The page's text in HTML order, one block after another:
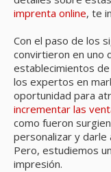
imprenta online, te
Con el paso de los
convirtieron en uno
establecimientos
los expertos en
oportunidad para
incrementar las
como fueron
personalizar y darle
Pero, estudiemos
impresión.